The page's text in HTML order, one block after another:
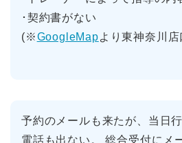
･契約書がない
(※GoogleMapより東神奈川
予約のメールも来たが、当日
電話も出ない。 総合受付にメ